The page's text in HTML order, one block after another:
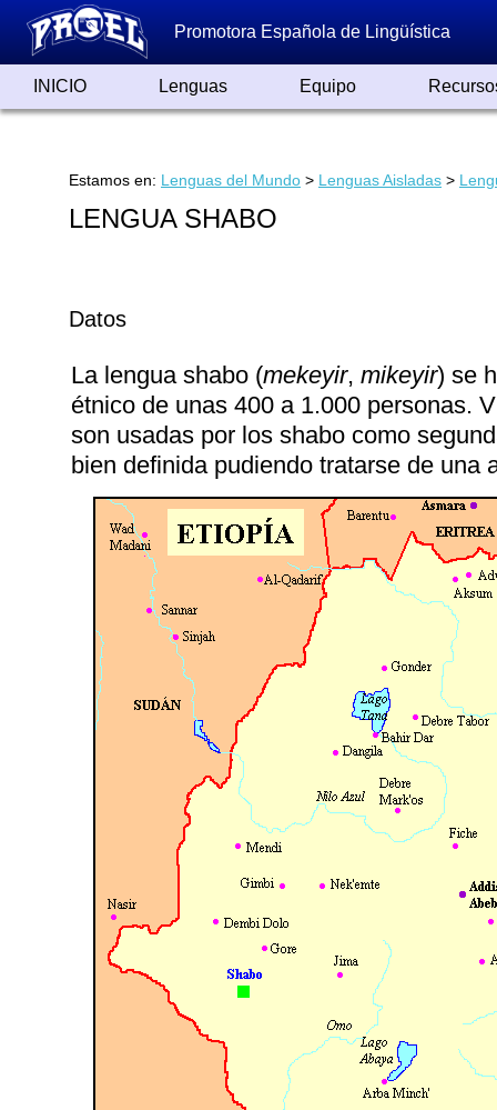
Promotora Española de Lingüística
INICIO Lenguas Equipo
Estamos en: Lenguas del Mundo > Lenguas Aisladas >
LENGUA SHABO
Datos
La lengua shabo (mekeyir, mikeyir) se
étnico de unas 400 a 1.000 personas.
son usadas por los shabo como
bien definida pudiendo tratarse de una